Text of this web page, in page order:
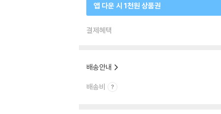
앱 다운 시 1천원 상품권
결제혜택
배송안내
배송비